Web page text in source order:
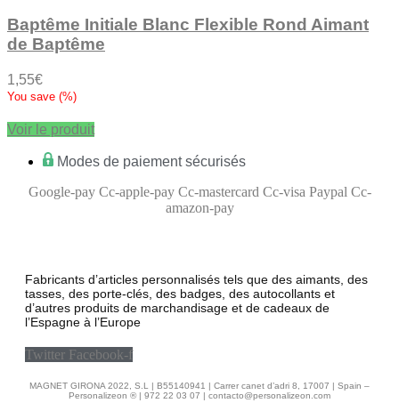
Baptême Initiale Blanc Flexible Rond Aimant
de Baptême
1,55€
You save (%)
Voir le produit
Modes de paiement sécurisés
Google-pay Cc-apple-pay Cc-mastercard Cc-visa Paypal Cc-
amazon-pay
Fabricants d’articles personnalisés tels que des aimants, des
tasses, des porte-clés, des badges, des autocollants et
d’autres produits de marchandisage et de cadeaux de
l’Espagne à l’Europe
Twitter Facebook-f
MAGNET GIRONA 2022, S.L | B55140941 | Carrer canet d’adri 8, 17007 | Spain –
Personalizeon ® | 972 22 03 07 | contacto@personalizeon.com